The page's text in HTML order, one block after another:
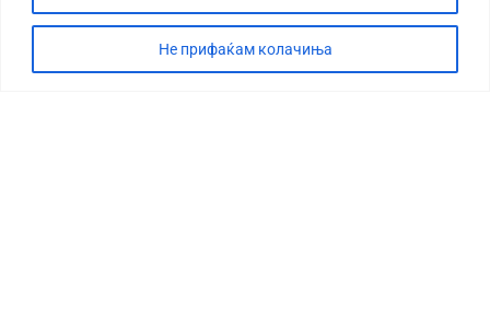
Не прифаќам колачиња